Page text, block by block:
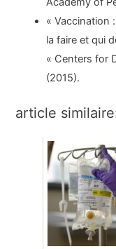
« Vaccination
la faire et qui
« Centers for
(2015).
article